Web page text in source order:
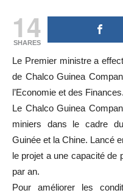
14
SHARES
Le Premier ministre a
de Chalco Guinea
l’Economie et des Finances.
Le Chalco Guinea
miniers dans le cadre
Guinée et la Chine. Lancé
le projet a une capacité de
par an.
Pour améliorer les